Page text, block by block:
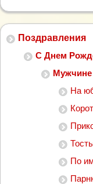
Поздравления
С Днем
Мужчине
На
По